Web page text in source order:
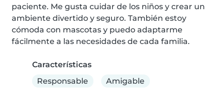
paciente. Me gusta cuidar de los niños y crear un
ambiente divertido y seguro. También estoy
cómoda con mascotas y puedo adaptarme
fácilmente a las necesidades de cada familia.
Características
Responsable
Amigable